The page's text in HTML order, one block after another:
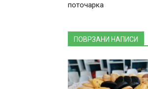
поточарка
ПОВРЗАНИ НАПИСИ